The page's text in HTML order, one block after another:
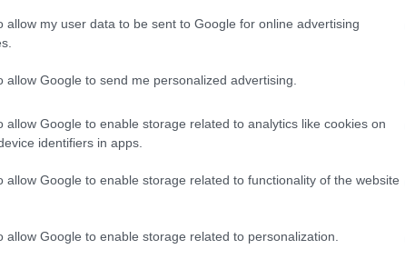
allow my user data to be sent to Google for online advertising
allow Google to send me personalized advertising.
allow Google to enable storage related to analytics like cookies on
identifiers in apps.
allow Google to enable storage related to functionality of the website
allow Google to enable storage related to personalization.
ayuda humanitaria